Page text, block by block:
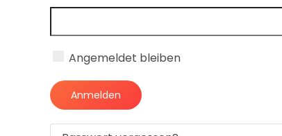
Angemeldet bleiben
Anmelden